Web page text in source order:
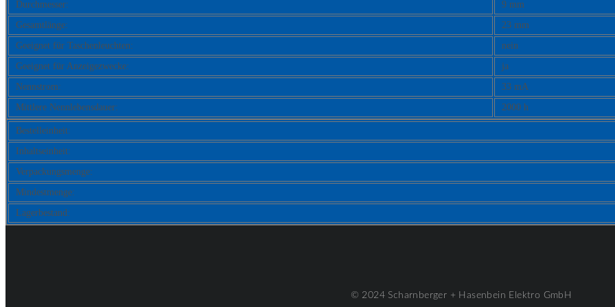
Durchmesser:
9 mm
Gesamtlänge:
23 mm
Geeignet für Taschenleuchten:
nein
Geeignet für Anzeigezwecke:
ja
Nennstrom:
33 mA
Mittlere Nennlebensdauer:
2000 h
Bestelleinheit:
Inhaltseinheit:
Verpackungsmenge:
Mindestmenge:
Lagerbestand:
© 2024 Scharnberger + Hasenbein Elektro GmbH